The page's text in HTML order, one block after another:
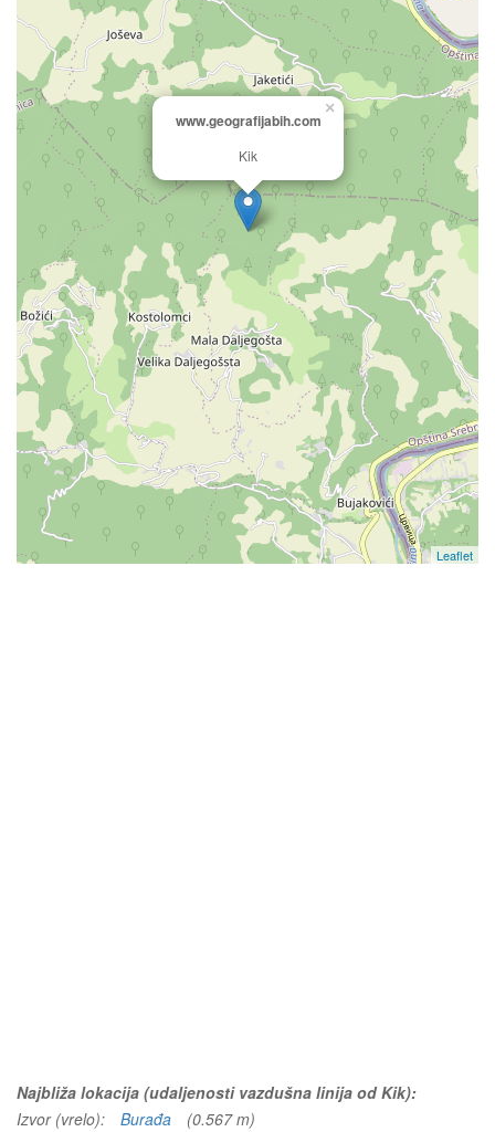
www.geografijabih.com
Kik
×
Leaflet
Najbliža lokacija (udaljenosti vazdušna linija od Kik):
Izvor (vrelo):
Burađa
(0.567 m)